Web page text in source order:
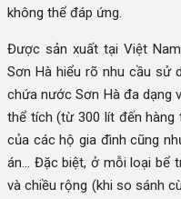
không thể đáp ứng.
Được sản xuất tại Việt
Sơn Hà hiểu rõ nhu cầu sử
chứa nước Sơn Hà đa dạng
thể tích (từ 300 lít đến hàng
của các hộ gia đình cũng
án... Đặc biệt, ở mỗi loại bể
và chiều rộng (khi so sánh